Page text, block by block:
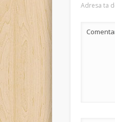
Adresa ta